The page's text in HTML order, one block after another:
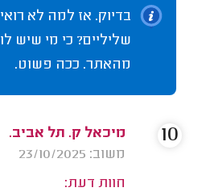
בדיוק. אז למה לא
שליליים? כי מי שיש
מהאתר. ככה פשוט.
מיכאל ק. תל אביב.
משוב: 23/10/2025
חוות דעת:
10